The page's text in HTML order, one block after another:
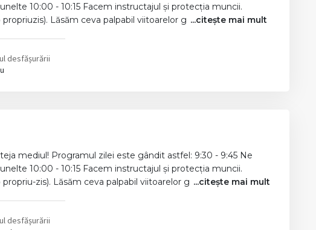
10:00 - 10:15 Facem instructajul și protecția muncii.
Lăsăm ceva palpabil viitoarelor g ...citește mai mult
desfășurării
mediul! Programul zilei este gândit astfel: 9:30 - 9:45 Ne
10:00 - 10:15 Facem instructajul și protecția muncii.
zis). Lăsăm ceva palpabil viitoarelor g ...citește mai mult
desfășurării